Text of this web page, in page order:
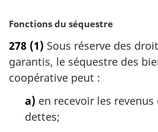
N
t
e
m
Fonctions du séquestre
278 (1) Sous réserve des
garantis, le séquestre des
coopérative peut :
a) en recevoir les
dettes;